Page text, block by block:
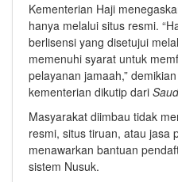
Kementerian Haji
hanya melalui situs resmi.
berlisensi yang disetujui
memenuhi syarat untuk
pelayanan jamaah,”
kementerian dikutip dari
Masyarakat diimbau tidak
resmi, situs tiruan, atau jasa
menawarkan bantuan
sistem Nusuk.